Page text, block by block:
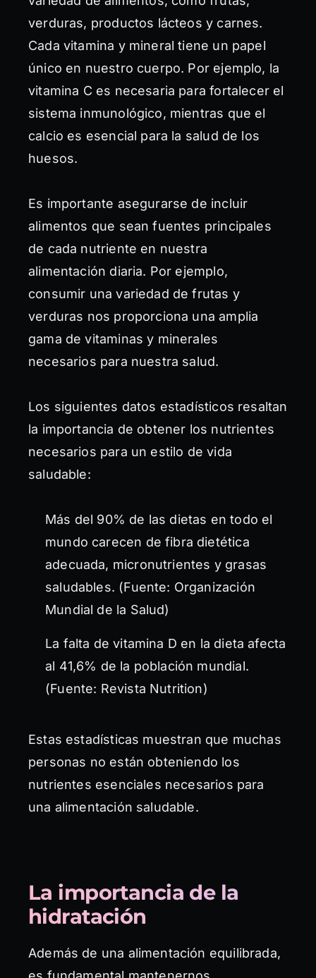
verduras, productos lácteos y carnes.
Cada vitamina y mineral tiene un papel
único en nuestro cuerpo. Por ejemplo, la
vitamina C es necesaria para fortalecer el
sistema inmunológico, mientras que el
calcio es esencial para la salud de los
huesos.
Es importante asegurarse de incluir
alimentos que sean fuentes principales
de cada nutriente en nuestra
alimentación diaria. Por ejemplo,
consumir una variedad de frutas y
verduras nos proporciona una amplia
gama de vitaminas y minerales
necesarios para nuestra salud.
Los siguientes datos estadísticos resaltan
la importancia de obtener los nutrientes
necesarios para un estilo de vida
saludable:
Más del 90% de las dietas en todo el
mundo carecen de fibra dietética
adecuada, micronutrientes y grasas
saludables. (Fuente: Organización
Mundial de la Salud)
La falta de vitamina D en la dieta afecta
al 41,6% de la población mundial.
(Fuente: Revista Nutrition)
Estas estadísticas muestran que muchas
personas no están obteniendo los
nutrientes esenciales necesarios para
una alimentación saludable.
La importancia de la
hidratación
Además de una alimentación equilibrada,